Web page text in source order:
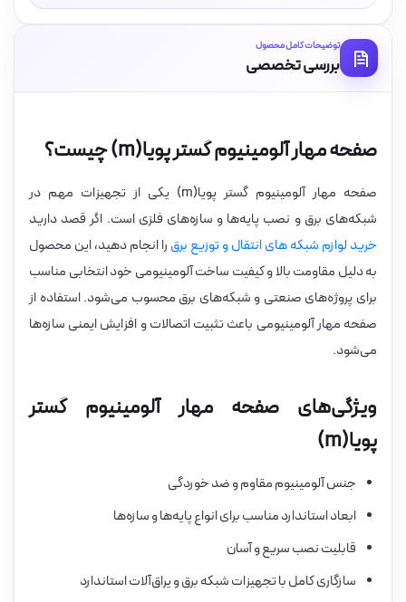
توضیحات کامل محصول
بررسی تخصصی
صفحه مهار آلومینیوم گستر پویا(m) چیست؟
صفحه مهار آلومینیوم گستر پویا(m) یکی از تجهیزات مهم در
شبکه‌های برق و نصب پایه‌ها و سازه‌های فلزی است. اگر قصد دارید
خرید لوازم شبکه های انتقال و توزیع برق را انجام دهید، این محصول
به دلیل مقاومت بالا و کیفیت ساخت آلومینیومی خود انتخابی مناسب
برای پروژه‌های صنعتی و شبکه‌های برق محسوب می‌شود. استفاده از
صفحه مهار آلومینیومی باعث تثبیت اتصالات و افزایش ایمنی سازه‌ها
می‌شود.
ویژگی‌های صفحه مهار آلومینیوم گستر
پویا(m)
جنس آلومینیوم مقاوم و ضد خوردگی
ابعاد استاندارد مناسب برای انواع پایه‌ها و سازه‌ها
قابلیت نصب سریع و آسان
سازگاری کامل با تجهیزات شبکه برق و یراق‌آلات استاندارد